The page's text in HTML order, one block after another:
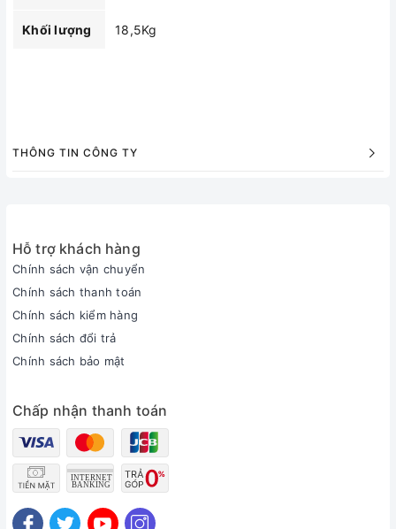
Khối lượng 18,5Kg
THÔNG TIN CÔNG TY
Hỗ trợ khách hàng
Chính sách vận chuyển
Chính sách thanh toán
Chính sách kiểm hàng
Chính sách đổi trả
Chính sách bảo mật
Chấp nhận thanh toán